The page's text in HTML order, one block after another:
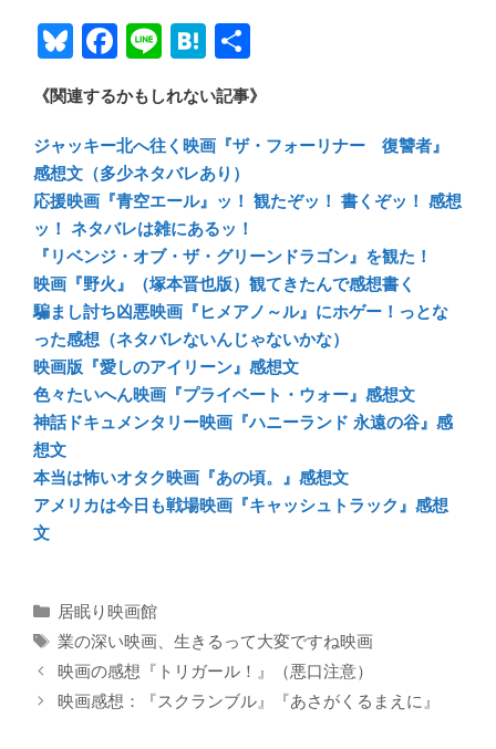
Bl
u
e
sk
y
F
ac
e
b
o
ok
Li
n
e
H
at
e
n
a
有
《関連するかもしれない記事》
ジャッキー北へ往く映画『ザ・フォーリナー 復讐者』
感想文（多少ネタバレあり）
応援映画『青空エール』ッ！ 観たぞッ！ 書くぞッ！ 感想
ッ！ ネタバレは雑にあるッ！
『リベンジ・オブ・ザ・グリーンドラゴン』を観た！
映画『野火』（塚本晋也版）観てきたんで感想書く
騙まし討ち凶悪映画『ヒメアノ～ル』にホゲー！っとな
った感想（ネタバレないんじゃないかな）
映画版『愛しのアイリーン』感想文
色々たいへん映画『プライベート・ウォー』感想文
神話ドキュメンタリー映画『ハニーランド 永遠の谷』感
想文
本当は怖いオタク映画『あの頃。』感想文
アメリカは今日も戦場映画『キャッシュトラック』感想
文
カ
テ
ゴ
リ
ー
居眠り映画館
タ
グ
業の深い映画、 生きるって大変ですね映画
映画の感想『トリガール！』（悪口注意）
映画感想：『スクランブル』『あさがくるまえに』